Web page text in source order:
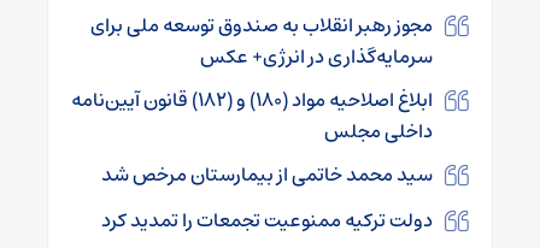
مجوز رهبر انقلاب به صندوق توسعه ملی برای
سرمایه‌گذاری در انرژی+ عکس
ابلاغ اصلاحیه مواد (۱۸۰) و (۱۸۲) قانون آیین‌نامه
داخلی مجلس
سید محمد خاتمی از بیمارستان مرخص شد
دولت ترکیه ممنوعیت تجمعات را تمدید کرد